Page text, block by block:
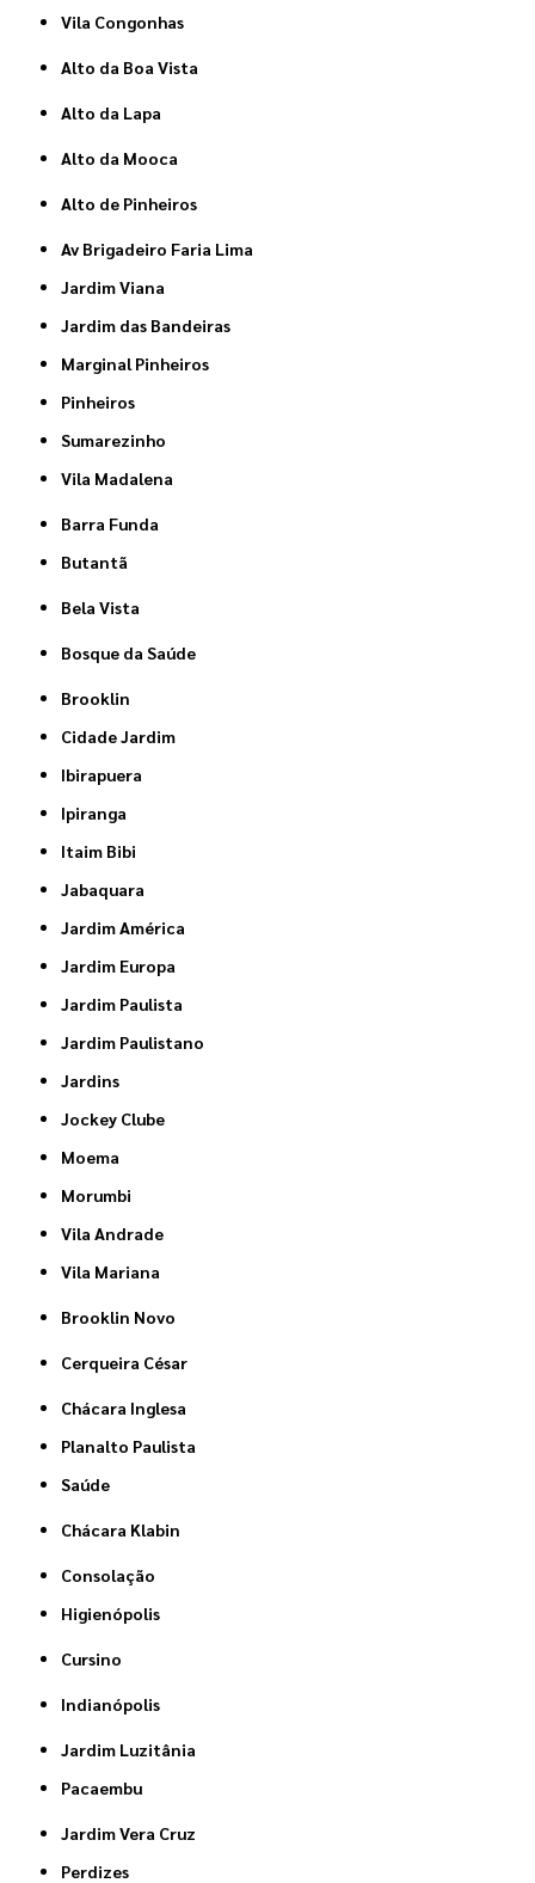
Vila Congonhas
Alto da Boa Vista
Alto da Lapa
Alto da Mooca
Alto de Pinheiros
Av Brigadeiro Faria Lima
Jardim Viana
Jardim das Bandeiras
Marginal Pinheiros
Pinheiros
Sumarezinho
Vila Madalena
Barra Funda
Butantã
Bela Vista
Bosque da Saúde
Brooklin
Cidade Jardim
Ibirapuera
Ipiranga
Itaim Bibi
Jabaquara
Jardim América
Jardim Europa
Jardim Paulista
Jardim Paulistano
Jardins
Jockey Clube
Moema
Morumbi
Vila Andrade
Vila Mariana
Brooklin Novo
Cerqueira César
Chácara Inglesa
Planalto Paulista
Saúde
Chácara Klabin
Consolação
Higienópolis
Cursino
Indianópolis
Jardim Luzitânia
Pacaembu
Jardim Vera Cruz
Perdizes